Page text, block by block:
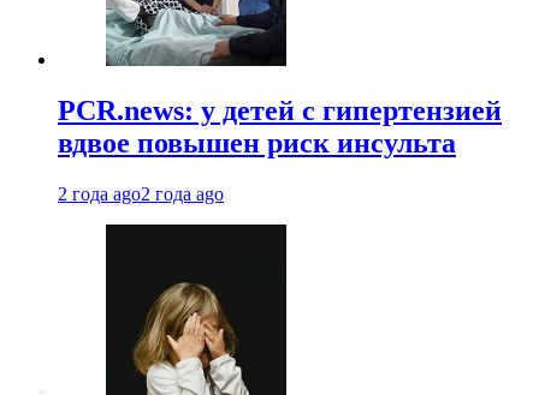
PCR.news: у детей с гипертензией
вдвое повышен риск инсульта
2 года ago2 года ago